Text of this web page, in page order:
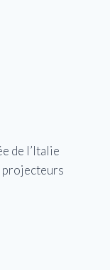
de l’Italie
projecteurs